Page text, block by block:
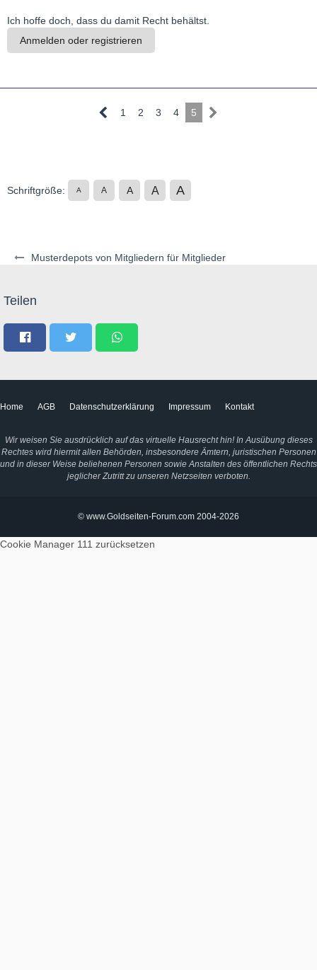
Musterdepots von Mitgliedern für Mitglieder
Ich hoffe doch, dass du damit Recht behältst.
Anmelden oder registrieren
1 2 3 4 5
Schriftgröße: A A A A A
Teilen
Home AGB Datenschutzerklärung Impressum Kontakt
Wir weisen Sie ausdrücklich auf das virtuelle Hausrecht hin! In Ausübung dieses
Rechtes wird hiermit allen Behörden, insbesondere Ämtern, juristischen Personen
und in dieser Weise beliehenen Personen sowie Anstalten des öffentlichen Rechts
jeglicher Zutritt zu unseren Netzseiten verboten.
© www.Goldseiten-Forum.com 2004-2026
Cookie Manager 111 zurücksetzen